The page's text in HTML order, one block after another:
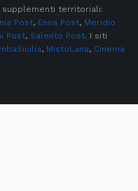
supplementi territoriali:
Post, Enna Post, Meridio
Post, Salento Post. I siti
, MistoLana, Cinema